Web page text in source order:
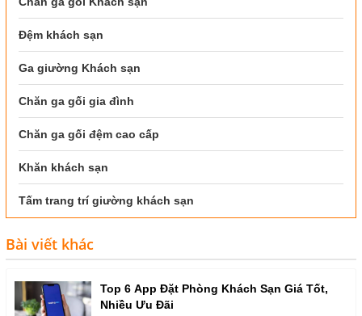
Đệm khách sạn
Ga giường Khách sạn
Chăn ga gối gia đình
Chăn ga gối đệm cao cấp
Khăn khách sạn
Tấm trang trí giường khách sạn
Bài viết khác
Top 6 App Đặt Phòng Khách Sạn Giá Tốt,
Nhiều Ưu Đãi